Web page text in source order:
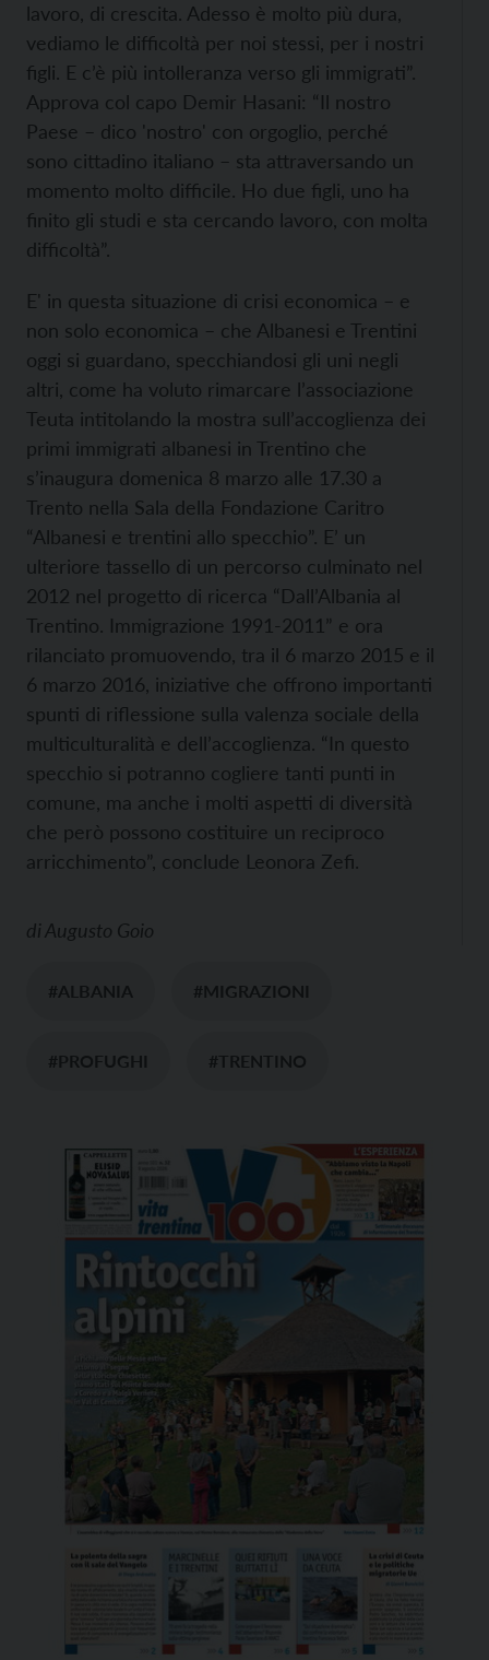
lavoro, di crescita. Adesso è molto più dura,
vediamo le difficoltà per noi stessi, per i nostri
figli. E c’è più intolleranza verso gli immigrati”.
Approva col capo Demir Hasani: “Il nostro
Paese – dico 'nostro' con orgoglio, perché
sono cittadino italiano – sta attraversando un
momento molto difficile. Ho due figli, uno ha
finito gli studi e sta cercando lavoro, con molta
difficoltà”.
E' in questa situazione di crisi economica – e
non solo economica – che Albanesi e Trentini
oggi si guardano, specchiandosi gli uni negli
altri, come ha voluto rimarcare l’associazione
Teuta intitolando la mostra sull’accoglienza dei
primi immigrati albanesi in Trentino che
s’inaugura domenica 8 marzo alle 17.30 a
Trento nella Sala della Fondazione Caritro
“Albanesi e trentini allo specchio”. E’ un
ulteriore tassello di un percorso culminato nel
2012 nel progetto di ricerca “Dall’Albania al
Trentino. Immigrazione 1991-2011” e ora
rilanciato promuovendo, tra il 6 marzo 2015 e il
6 marzo 2016, iniziative che offrono importanti
spunti di riflessione sulla valenza sociale della
multiculturalità e dell’accoglienza. “In questo
specchio si potranno cogliere tanti punti in
comune, ma anche i molti aspetti di diversità
che però possono costituire un reciproco
arricchimento”, conclude Leonora Zefi.
diAugusto Goio
#ALBANIA #MIGRAZIONI
#PROFUGHI #TRENTINO